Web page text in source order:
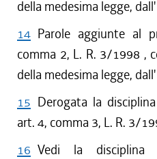
della medesima legge,
14 Parole aggiunte al
comma 2, L. R. 3/1998 ,
della medesima legge,
15 Derogata la
art. 4, comma 3, L. R. 3/
16 Vedi la disciplina